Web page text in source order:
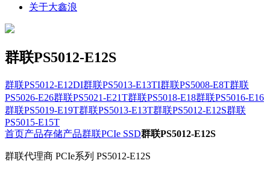
关于大鑫浪
群联PS5012-E12S
群联PS5012-E12DI群联PS5013-E13TI群联PS5008-E8T群联
PS5026-E26群联PS5021-E21T群联PS5018-E18群联PS5016-E16
群联PS5019-E19T群联PS5013-E13T群联PS5012-E12S群联
PS5015-E15T
首页产品存储产品群联PCIe SSD群联PS5012-E12S
群联代理商 PCIe系列 PS5012-E12S